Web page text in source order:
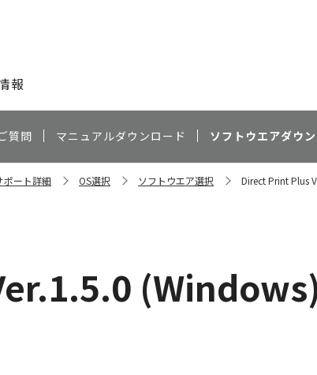
報
質問 マニュアルダウンロード ソフトウエアダウ
ート詳細 OS選択 ソフトウエア選択 Direct Print Plus
(Windows)